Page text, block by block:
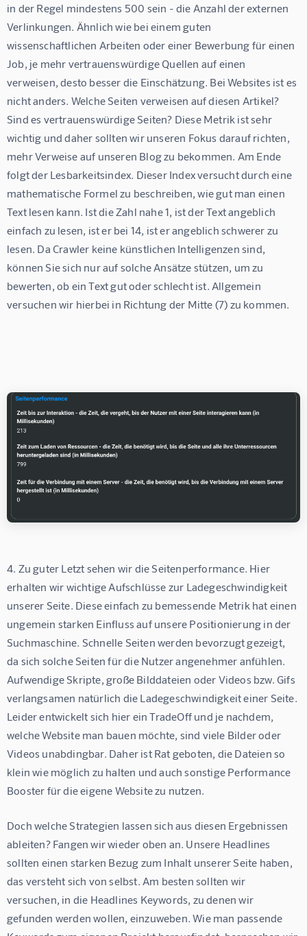
in der Regel mindestens 500 sein - die Anzahl der externen
Verlinkungen. Ähnlich wie bei einem guten
wissenschaftlichen Arbeiten oder einer Bewerbung für einen
Job, je mehr vertrauenswürdige Quellen auf einen
verweisen, desto besser die Einschätzung. Bei Websites ist es
nicht anders. Welche Seiten verweisen auf diesen Artikel?
Sind es vertrauenswürdige Seiten? Diese Metrik ist sehr
wichtig und daher sollten wir unseren Fokus darauf richten,
mehr Verweise auf unseren Blog zu bekommen. Am Ende
folgt der Lesbarkeitsindex. Dieser Index versucht durch eine
mathematische Formel zu beschreiben, wie gut man einen
Text lesen kann. Ist die Zahl nahe 1, ist der Text angeblich
einfach zu lesen, ist er bei 14, ist er angeblich schwerer zu
lesen. Da Crawler keine künstlichen Intelligenzen sind,
können Sie sich nur auf solche Ansätze stützen, um zu
bewerten, ob ein Text gut oder schlecht ist. Allgemein
versuchen wir hierbei in Richtung der Mitte (7) zu kommen.
4. Zu guter Letzt sehen wir die Seitenperformance. Hier
erhalten wir wichtige Aufschlüsse zur Ladegeschwindigkeit
unserer Seite. Diese einfach zu bemessende Metrik hat einen
ungemein starken Einfluss auf unsere Positionierung in der
Suchmaschine. Schnelle Seiten werden bevorzugt gezeigt,
da sich solche Seiten für die Nutzer angenehmer anfühlen.
Aufwendige Skripte, große Bilddateien oder Videos bzw. Gifs
verlangsamen natürlich die Ladegeschwindigkeit einer Seite.
Leider entwickelt sich hier ein TradeOff und je nachdem,
welche Website man bauen möchte, sind viele Bilder oder
Videos unabdingbar. Daher ist Rat geboten, die Dateien so
klein wie möglich zu halten und auch sonstige Performance
Booster für die eigene Website zu nutzen.
Doch welche Strategien lassen sich aus diesen Ergebnissen
ableiten? Fangen wir wieder oben an. Unsere Headlines
sollten einen starken Bezug zum Inhalt unserer Seite haben,
das versteht sich von selbst. Am besten sollten wir
versuchen, in die Headlines Keywords, zu denen wir
gefunden werden wollen, einzuweben. Wie man passende